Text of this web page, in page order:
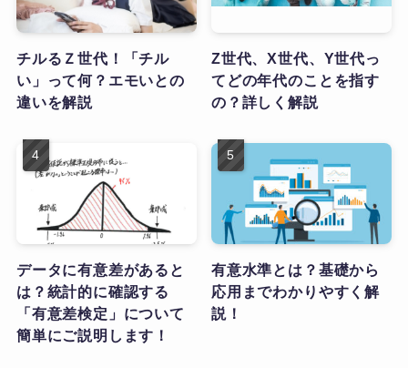
チルるＺ世代！「チル
い」って何？エモいとの
違いを解説
Z世代、X世代、Y世代っ
てどの年代のことを指す
の？詳しく解説
データに有意差があると
は？統計的に確認する
「有意差検定」について
簡単にご説明します！
有意水準とは？基礎から
応用までわかりやすく解
説！